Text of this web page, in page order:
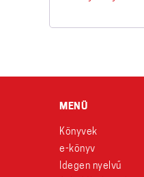
MENÜ
Könyvek
e-könyv
Idegen nyelvű